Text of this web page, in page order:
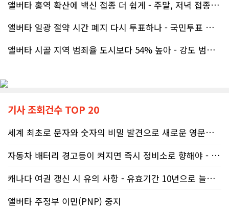
무엇보다 작은 베이스먼트 공간을 밝고 깔끔하면서도 가족 모두가 편하게 사용할 수 있는 공간으로 완성해 주셔서 정말 만족합니다. 특히 아이들과 함께 즐겁게 시간을 보낼 수 있는 공간이 되어 더욱 뜻깊습니다.
베이스먼트 개발을 고민하시는 분들께 B&A를 자신 있게 추천드립니다.
앨버타 홍역 확산에 백신 접종 더 쉽게 - 주말, 저녁 접종 클리닉 열..
앨버타 일광 절약 시간 폐지 다시 투표하나 - 국민투표 기준 낮춰지며 ..
앨버타 시골 지역 범죄율 도시보다 54% 높아 - 강도 범죄는 도시가 ..
기사 조회건수 TOP 20
세계 최초로 문자와 숫자의 비밀 발견으로 새로운 영문법을 발명한 임성빈..
자동차 배터리 경고등이 켜지면 즉시 정비소로 향해야 - 주행중 차량 갑..
캐나다 여권 갱신 시 유의 사항 - 유효기간 10년으로 늘어나 편리
앨버타 주정부 이민(PNP) 중지